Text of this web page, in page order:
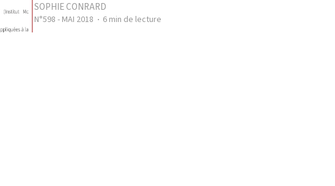
SOPHIE CONRARD
N°598 - MAI 2018 6 min de lecture